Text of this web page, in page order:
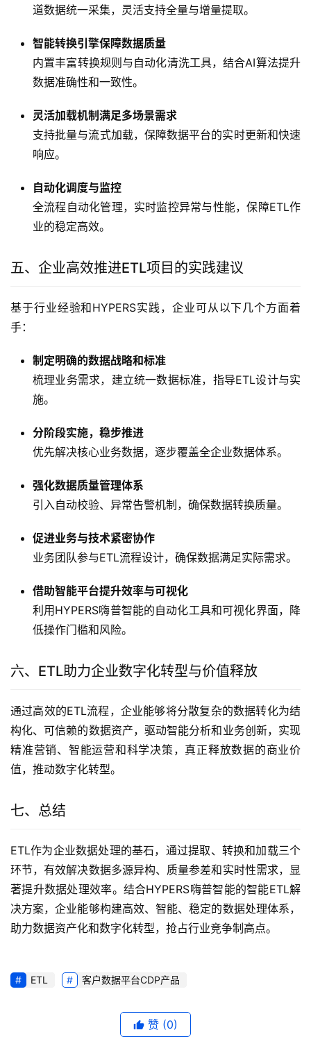
道数据统一采集，灵活支持全量与增量提取。
智能转换引擎保障数据质量
内置丰富转换规则与自动化清洗工具，结合AI算法提升
数据准确性和一致性。
灵活加载机制满足多场景需求
支持批量与流式加载，保障数据平台的实时更新和快速
响应。
自动化调度与监控
全流程自动化管理，实时监控异常与性能，保障ETL作
业的稳定高效。
五、企业高效推进ETL项目的实践建议
基于行业经验和HYPERS实践，企业可从以下几个方面着
手：
制定明确的数据战略和标准
梳理业务需求，建立统一数据标准，指导ETL设计与实
施。
分阶段实施，稳步推进
优先解决核心业务数据，逐步覆盖全企业数据体系。
强化数据质量管理体系
引入自动校验、异常告警机制，确保数据转换质量。
促进业务与技术紧密协作
业务团队参与ETL流程设计，确保数据满足实际需求。
借助智能平台提升效率与可视化
利用HYPERS嗨普智能的自动化工具和可视化界面，降
低操作门槛和风险。
六、ETL助力企业数字化转型与价值释放
通过高效的ETL流程，企业能够将分散复杂的数据转化为结
构化、可信赖的数据资产，驱动智能分析和业务创新，实现
精准营销、智能运营和科学决策，真正释放数据的商业价
值，推动数字化转型。
七、总结
ETL作为企业数据处理的基石，通过提取、转换和加载三个
环节，有效解决数据多源异构、质量参差和实时性需求，显
著提升数据处理效率。结合HYPERS嗨普智能的智能ETL解
决方案，企业能够构建高效、智能、稳定的数据处理体系，
助力数据资产化和数字化转型，抢占行业竞争制高点。
ETL 客户数据平台CDP产品
赞 (0)